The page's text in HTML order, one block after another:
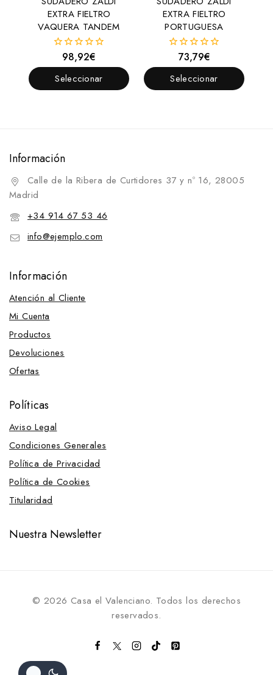
EXTRA FIELTRO
VAQUERA TANDEM
fuera
de
98,92€
Seleccionar
EXTRA FIELTRO
PORTUGUESA
fuera
de
73,79€
Seleccionar
Información
Calle de la Ribera de Curtidores 37 y nº 16, 28005
Madrid
+34 914 67 53 46
info@ejemplo.com
Información
Atención al Cliente
Mi Cuenta
Productos
Devoluciones
Ofertas
Políticas
Aviso Legal
Condiciones Generales
Política de Privacidad
Política de Cookies
Titularidad
Nuestra Newsletter
© 2026 Casa el Valenciano. Todos los derechos
reservados.